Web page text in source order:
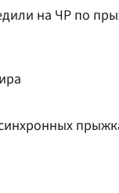
на ЧР по